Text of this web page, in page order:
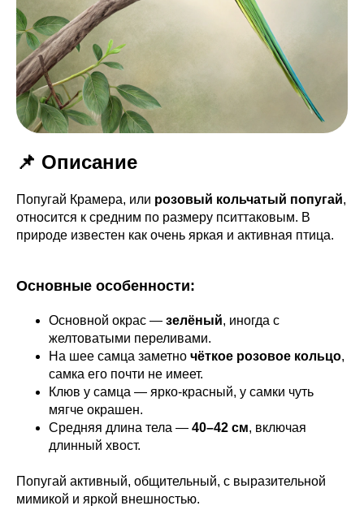
📌 Описание
Попугай Крамера, или розовый кольчатый попугай,
относится к средним по размеру пситтаковым. В
природе известен как очень яркая и активная птица.
Основные особенности:
Основной окрас — зелёный, иногда с
желтоватыми переливами.
На шее самца заметно чёткое розовое кольцо,
самка его почти не имеет.
Клюв у самца — ярко-красный, у самки чуть
мягче окрашен.
Средняя длина тела — 40–42 см, включая
длинный хвост.
Попугай активный, общительный, с выразительной
мимикой и яркой внешностью.